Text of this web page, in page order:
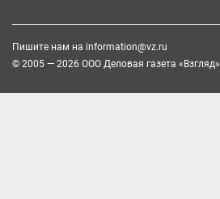
Пишите нам на information@vz.ru
© 2005 — 2026 ООО Деловая газета «Взгляд»